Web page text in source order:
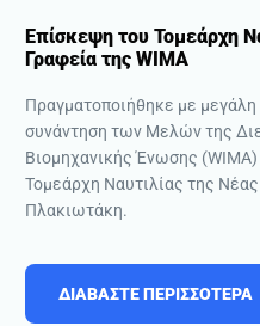
Επίσκεψη του Τομεάρχη
Γραφεία της WIMA
Πραγματοποιήθηκε με μεγάλη
συνάντηση των Μελών της
Βιομηχανικής Ένωσης
Τομεάρχη Ναυτιλίας της
Πλακιωτάκη.
ΔΙΑΒΑΣΤΕ ΠΕΡΙΣΣΟΤΕΡΑ